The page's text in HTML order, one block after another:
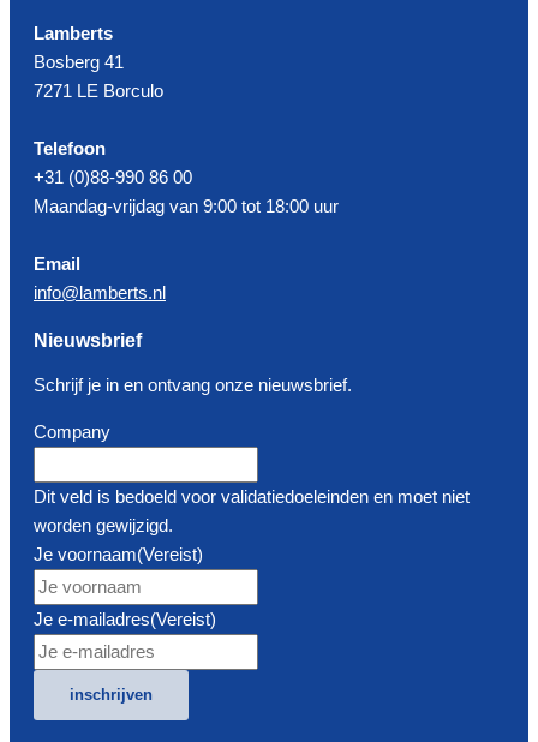
Lamberts
Bosberg 41
7271 LE Borculo
Telefoon
+31 (0)88-990 86 00
Maandag-vrijdag van 9:00 tot 18:00 uur
Email
info@lamberts.nl
Nieuwsbrief
Schrijf je in en ontvang onze nieuwsbrief.
Company
Dit veld is bedoeld voor validatiedoeleinden en moet niet
worden gewijzigd.
Je voornaam(Vereist)
Je e-mailadres(Vereist)
inschrijven